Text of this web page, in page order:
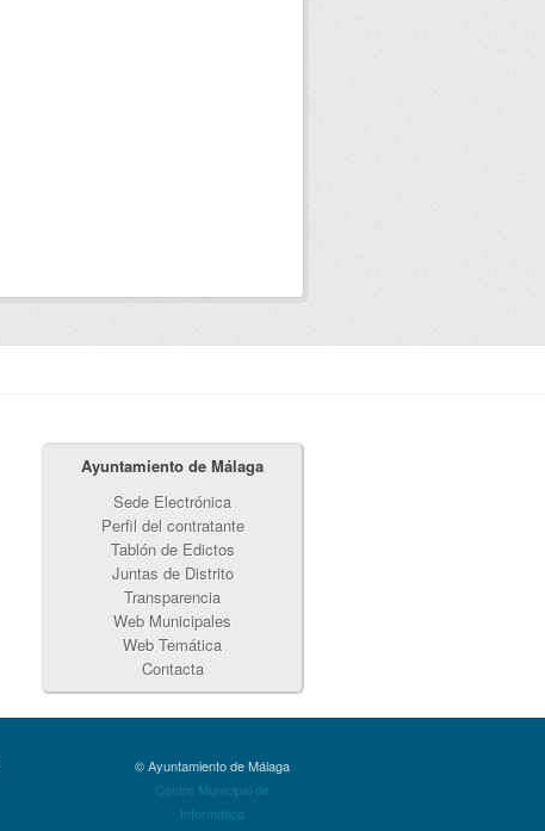
Ayuntamiento de Málaga
Sede Electrónica
Perfil del contratante
Tablón de Edictos
Juntas de Distrito
Transparencia
Web Municipales
Web Temática
Contacta
© Ayuntamiento de Málaga
Centro Municipal de
Informática